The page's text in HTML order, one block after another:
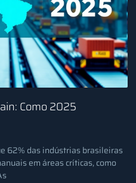
Como 2025
62% das indústrias brasileiras
em áreas críticas, como